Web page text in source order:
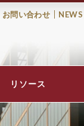
お問い合わせ NEWS
リソース